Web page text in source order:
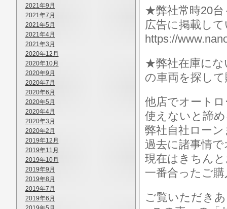
2021年9月
2021年7月
2021年5月
2021年4月
2021年3月
2020年12月
2020年10月
2020年9月
2020年7月
2020年6月
2020年5月
2020年4月
2020年3月
2020年2月
2019年12月
2019年11月
2019年10月
2019年9月
2019年8月
2019年7月
2019年6月
★弊社常時20台
広告に掲載し
https://
★弊社在庫にな
の車両を探し
他店でオート
使えないと諦
弊社自社ロー
過去に諸事情
現在はきちん
一番合ったご
ご覧いただき